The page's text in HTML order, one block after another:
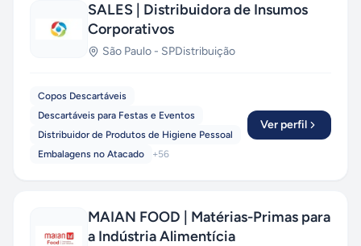
SALES | Distribuidora de Insumos
Corporativos
São Paulo - SPDistribuição
Copos Descartáveis
Descartáveis para Festas e Eventos
Distribuidor de Produtos de Higiene Pessoal
Embalagens no Atacado
+56
Ver perfil
MAIAN FOOD | Matérias-Primas para
a Indústria Alimentícia